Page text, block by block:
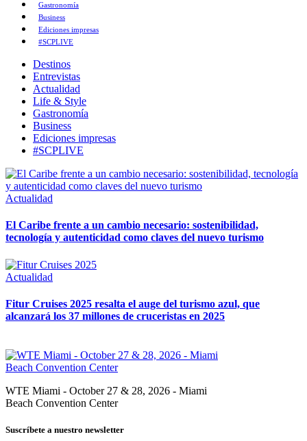
Gastronomía
Business
Ediciones impresas
#SCPLIVE
Destinos
Entrevistas
Actualidad
Life & Style
Gastronomía
Business
Ediciones impresas
#SCPLIVE
Actualidad
El Caribe frente a un cambio necesario: sostenibilidad,
tecnología y autenticidad como claves del nuevo turismo
Actualidad
Fitur Cruises 2025 resalta el auge del turismo azul, que
alcanzará los 37 millones de cruceristas en 2025
WTE Miami - October 27 & 28, 2026 - Miami
Beach Convention Center
Suscríbete a nuestro newsletter